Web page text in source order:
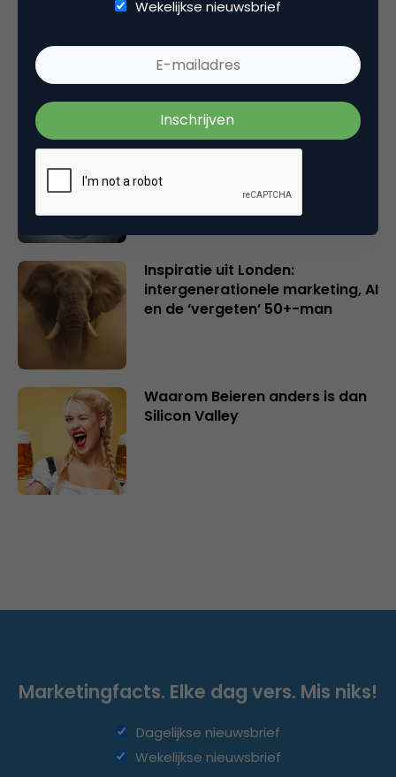
Rebel with or without a cause?
en merkeigenaren
Creatieve sector als aanjager
verbinder van industrieën
belangrijker en urgenter dan
ooit
Inspiratie uit Londen:
intergenerationele marketing, AI
en de ‘vergeten’ 50+-man
Waarom Beieren anders is dan
Silicon Valley
Wekelijkse nieuwsbrief
Marketingfacts. Elke dag vers. Mis niks!
Dagelijkse nieuwsbrief
Wekelijkse nieuwsbrief